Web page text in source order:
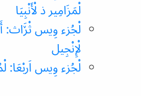
لْمَزَامِير ذ لْأَنْبِيَا
لْجُزء وِيس ثْڒَاث:
لْإِنْجِيل
لْجُزء وِيس